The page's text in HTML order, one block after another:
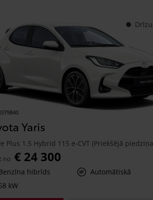
Yaris
no € 24 300
hibrīds
Automātiskā
kW